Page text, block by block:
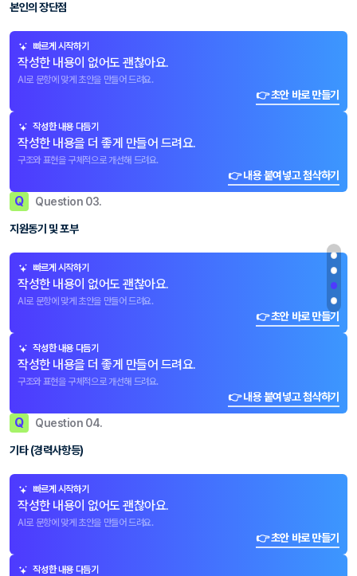
본인의 장단점
빠르게 시작하기
작성한 내용이 없어도 괜찮아요.
AI로 문항에 맞게 초안을 만들어 드려요.
👉 초안 바로 만들기
작성한 내용 다듬기
작성한 내용을 더 좋게 만들어 드려요.
구조와 표현을 구체적으로 개선해 드려요.
👉 내용 붙여넣고 첨삭하기
Q Question 03.
지원동기 및 포부
빠르게 시작하기
작성한 내용이 없어도 괜찮아요.
AI로 문항에 맞게 초안을 만들어 드려요.
👉 초안 바로 만들기
작성한 내용 다듬기
작성한 내용을 더 좋게 만들어 드려요.
구조와 표현을 구체적으로 개선해 드려요.
👉 내용 붙여넣고 첨삭하기
Q Question 04.
기타 (경력사항등)
빠르게 시작하기
작성한 내용이 없어도 괜찮아요.
AI로 문항에 맞게 초안을 만들어 드려요.
👉 초안 바로 만들기
작성한 내용 다듬기